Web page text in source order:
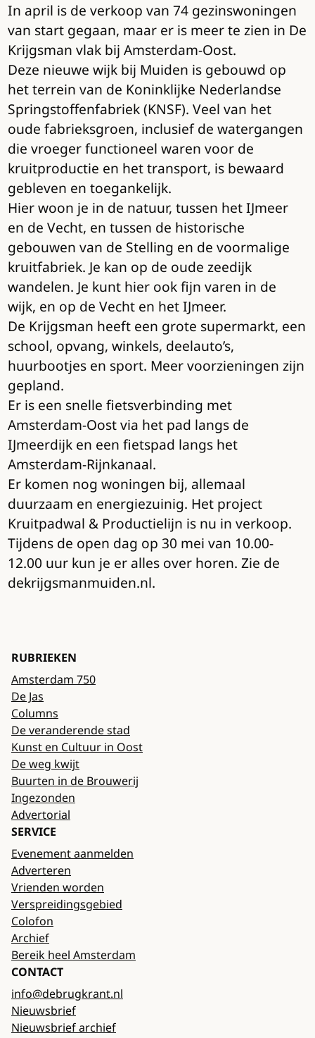
In april is de verkoop van 74 gezinswoningen
van start gegaan, maar er is meer te zien in De
Krijgsman vlak bij Amsterdam-Oost.
Deze nieuwe wijk bij Muiden is gebouwd op
het terrein van de Koninklijke Nederlandse
Springstoffenfabriek (KNSF). Veel van het
oude fabrieksgroen, inclusief de watergangen
die vroeger functioneel waren voor de
kruitproductie en het transport, is bewaard
gebleven en toegankelijk.
Hier woon je in de natuur, tussen het IJmeer
en de Vecht, en tussen de historische
gebouwen van de Stelling en de voormalige
kruitfabriek. Je kan op de oude zeedijk
wandelen. Je kunt hier ook fijn varen in de
wijk, en op de Vecht en het IJmeer.
De Krijgsman heeft een grote supermarkt, een
school, opvang, winkels, deelauto’s,
huurbootjes en sport. Meer voorzieningen zijn
gepland.
Er is een snelle fietsverbinding met
Amsterdam-Oost via het pad langs de
IJmeerdijk en een fietspad langs het
Amsterdam-Rijnkanaal.
Er komen nog woningen bij, allemaal
duurzaam en energiezuinig. Het project
Kruitpadwal & Productielijn is nu in verkoop.
Tijdens de open dag op 30 mei van 10.00-
12.00 uur kun je er alles over horen. Zie de
dekrijgsmanmuiden.nl.
RUBRIEKEN
Amsterdam 750
De Jas
Columns
De veranderende stad
Kunst en Cultuur in Oost
De weg kwijt
Buurten in de Brouwerij
Ingezonden
Advertorial
SERVICE
Evenement aanmelden
Adverteren
Vrienden worden
Verspreidingsgebied
Colofon
Archief
Bereik heel Amsterdam
CONTACT
info@debrugkrant.nl
Nieuwsbrief
Nieuwsbrief archief